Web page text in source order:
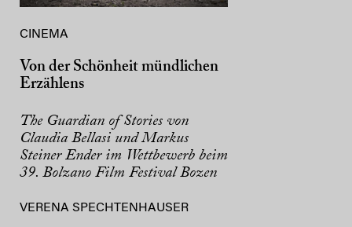
CINEMA
Von der Schönheit mündlichen
Erzählens
The Guardian of Stories von
Claudia Bellasi und Markus
Steiner Ender im Wettbewerb beim
39. Bolzano Film Festival Bozen
VERENA SPECHTENHAUSER